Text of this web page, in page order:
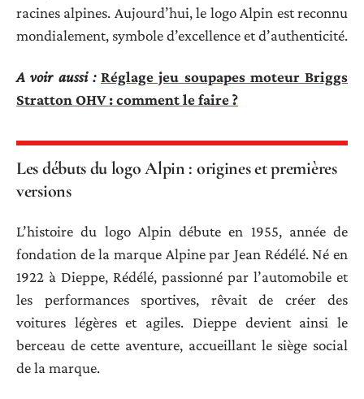
racines alpines. Aujourd’hui, le logo Alpin est reconnu
mondialement, symbole d’excellence et d’authenticité.
A voir aussi : Réglage jeu soupapes moteur Briggs
Stratton OHV : comment le faire ?
Les débuts du logo Alpin : origines et premières
versions
L’histoire du logo Alpin débute en 1955, année de
fondation de la marque Alpine par Jean Rédélé. Né en
1922 à Dieppe, Rédélé, passionné par l’automobile et
les performances sportives, rêvait de créer des
voitures légères et agiles. Dieppe devient ainsi le
berceau de cette aventure, accueillant le siège social
de la marque.